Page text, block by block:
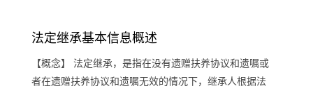
法定继承基本信息概述
【概念】 法定继承，是指在没有遗赠扶养协议和遗嘱或
者在遗赠扶养协议和遗嘱无效的情况下，继承人根据法